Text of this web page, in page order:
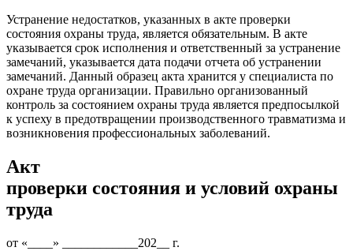
Устранение недостатков, указанных в акте проверки
состояния охраны труда, является обязательным. В акте
указывается срок исполнения и ответственный за устранение
замечаний, указывается дата подачи отчета об устранении
замечаний. Данный образец акта хранится у специалиста по
охране труда организации. Правильно организованный
контроль за состоянием охраны труда является предпосылкой
к успеху в предотвращении производственного травматизма и
возникновения профессиональных заболеваний.
Акт
проверки состояния и условий охраны
труда
от «____» ____________202__ г.